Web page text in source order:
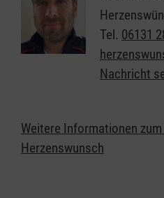
Tel. 06131
Nachricht
Weitere Informationen
Herzenswunsch